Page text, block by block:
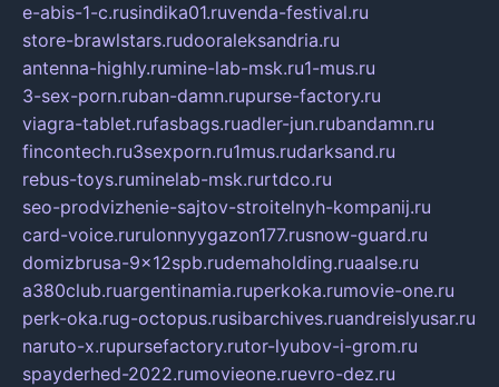
e-abis-1-c.rusindika01.ruvenda-festival.ru
store-brawlstars.rudooraleksandria.ru
antenna-highly.rumine-lab-msk.ru1-mus.ru
3-sex-porn.ruban-damn.rupurse-factory.ru
viagra-tablet.rufasbags.ruadler-jun.rubandamn.ru
fincontech.ru3sexporn.ru1mus.rudarksand.ru
rebus-toys.ruminelab-msk.rurtdco.ru
seo-prodvizhenie-sajtov-stroitelnyh-kompanij.ru
card-voice.rurulonnyygazon177.rusnow-guard.ru
domizbrusa-9x12spb.rudemaholding.ruaalse.ru
a380club.ruargentinamia.ruperkoka.rumovie-one.ru
perk-oka.rug-octopus.rusibarchives.ruandreislyusar.ru
naruto-x.rupursefactory.rutor-lyubov-i-grom.ru
spayderhed-2022.rumovieone.ruevro-dez.ru